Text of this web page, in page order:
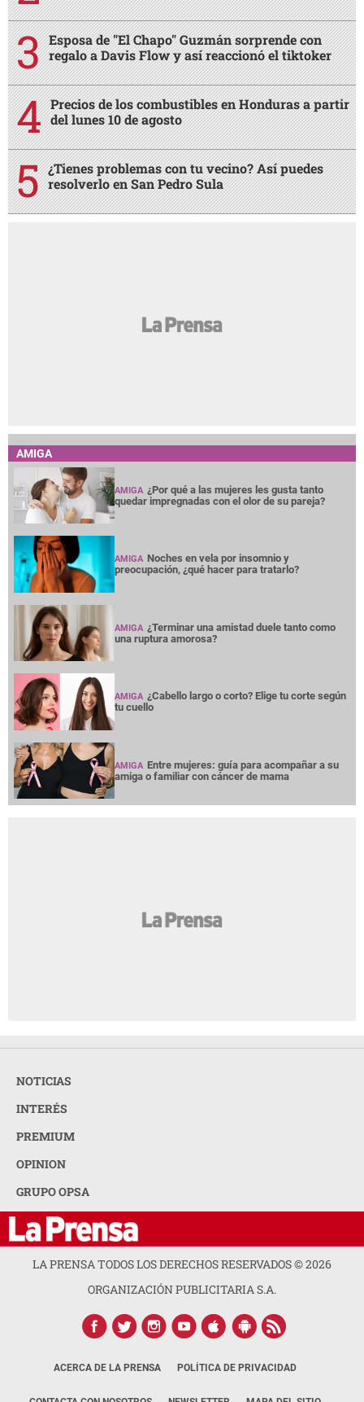
Esposa de "El Chapo" Guzmán sorprende con
regalo a Davis Flow y así reaccionó el tiktoker
Precios de los combustibles en Honduras a partir
del lunes 10 de agosto
¿Tienes problemas con tu vecino? Así puedes
resolverlo en San Pedro Sula
AMIGA
AMIGA ¿Por qué a las mujeres les gusta tanto
quedar impregnadas con el olor de su pareja?
AMIGA Noches en vela por insomnio y
preocupación, ¿qué hacer para tratarlo?
AMIGA ¿Terminar una amistad duele tanto como
una ruptura amorosa?
AMIGA ¿Cabello largo o corto? Elige tu corte según
tu cuello
AMIGA Entre mujeres: guía para acompañar a su
amiga o familiar con cáncer de mama
NOTICIAS
INTERÉS
PREMIUM
OPINION
GRUPO OPSA
LA PRENSA TODOS LOS DERECHOS RESERVADOS ©2026
ORGANIZACIÓN PUBLICITARIA S.A.
ACERCA DE LA PRENSA POLÍTICA DE PRIVACIDAD